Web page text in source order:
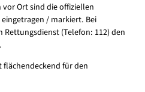
Ort sind die offiziellen
/ markiert. Bei
(Telefon: 112) den
flächendeckend für den